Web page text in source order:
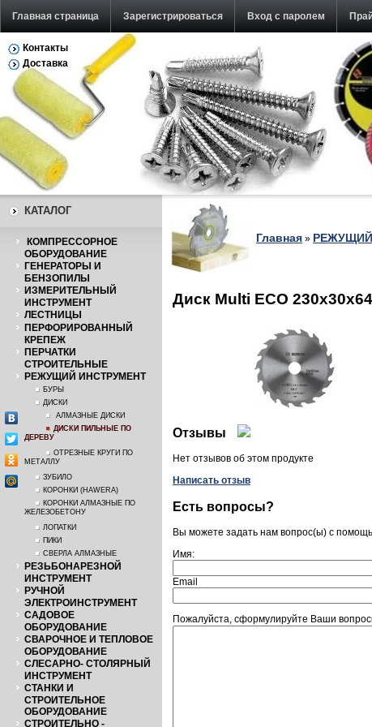
Главная страница Зарегистрироваться Вход с паролем
Контакты
Доставка
КАТАЛОГ
КОМПРЕССОРНОЕ
ОБОРУДОВАНИЕ
ГЕНЕРАТОРЫ И
БЕНЗОПИЛЫ
ИЗМЕРИТЕЛЬНЫЙ
ИНСТРУМЕНТ
ЛЕСТНИЦЫ
ПЕРФОРИРОВАННЫЙ
КРЕПЕЖ
ПЕРЧАТКИ
СТРОИТЕЛЬНЫЕ
РЕЖУЩИЙ ИНСТРУМЕНТ
БУРЫ
ДИСКИ
АЛМАЗНЫЕ ДИСКИ
ДИСКИ ПИЛЬНЫЕ ПО
ДЕРЕВУ
ОТРЕЗНЫЕ КРУГИ ПО
МЕТАЛЛУ
ЗУБИЛО
КОРОНКИ (HAWERA)
КОРОНКИ АЛМАЗНЫЕ ПО
ЖЕЛЕЗОБЕТОНУ
ЛОПАТКИ
ПИКИ
СВЕРЛА АЛМАЗНЫЕ
РЕЗЬБОНАРЕЗНОЙ
ИНСТРУМЕНТ
РУЧНОЙ
ЭЛЕКТРОИНСТРУМЕНТ
САДОВОЕ
ОБОРУДОВАНИЕ
СВАРОЧНОЕ И ТЕПЛОВОЕ
ОБОРУДОВАНИЕ
СЛЕСАРНО- СТОЛЯРНЫЙ
ИНСТРУМЕНТ
СТАНКИ И
СТРОИТЕЛЬНОЕ
ОБОРУДОВАНИЕ
СТРОИТЕЛЬНО -
Главная »
Диск Multi ECO
Отзывы
Нет отзывов об этом продукте
Написать отзыв
Есть вопросы?
Вы можете задать нам вопрос(ы) с
Имя:
Email
Пожалуйста, сформулируйте Ваши